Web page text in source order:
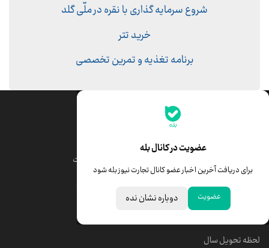
شروع سرمایه گذاری با نقره در ملّی گلد
خرید تتر
برنامه تغذیه و تمرین تخصصی
عضویت در کانال بله
برای دریافت آخرین اخبار عضو کانال تجارت نیوز بله شود
عضویت دوباره نشان نده
جدیدترین قیمت‌ها
قیمت درهم امارات
خبرهای مهم
لحظه تحویل سال